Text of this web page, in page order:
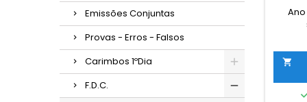
Emissões Conjuntas
Provas - Erros - Falsos
Carimbos 1ºDia
F.D.C.
